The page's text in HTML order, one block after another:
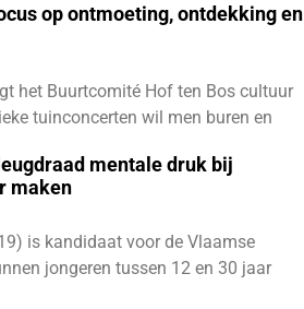
op ontmoeting, ontdekking en
het Buurtcomité Hof ten Bos cultuur
tuinconcerten wil men buren en
mentale druk bij
maken
is kandidaat voor de Vlaamse
jongeren tussen 12 en 30 jaar